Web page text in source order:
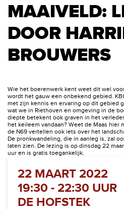
MAAIVELD:
DOOR
BROUWERS
Wie het boerenwerk kent weet dit wel
wordt het gauw een onbekend gebied.
met zijn kennis en ervaring op dit gebied
wat we in Riethoven en omgeving in de
diepte betekent ook graven in het
het keileem vandaan? Weet de Maas hier
de N69 vertellen ook iets over het
De pronkwandeling, die in aanleg is, zal
laten zien. De lezing is op dinsdag 22
uur en is gratis toegankelijk.
22 MAART 2022
19:30 - 22:30 UUR
DE HOFSTEK